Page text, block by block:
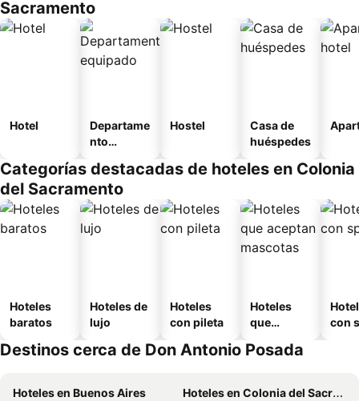
Sacramento
Hotel
Departame
nto
Hostel
Casa de
huéspedes
Categorías destacadas de hoteles en Colonia
del Sacramento
Hoteles
baratos
Hoteles de
lujo
Hoteles
con pileta
Hoteles
que
mascotas
con
Destinos cerca de Don Antonio Posada
Hoteles en Buenos Aires
Hoteles en Colonia del Sacramento